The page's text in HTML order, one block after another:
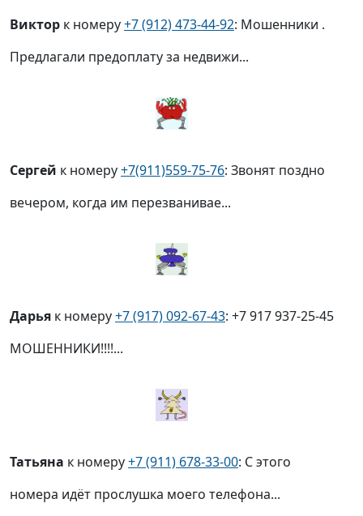
Виктор к номеру+7 (912) 473-44-92: Мошенники .
Предлагали предоплату за недвижи...
Сергей к номеру+7(911)559-75-76: Звонят поздно
вечером, когда им перезванивае...
Дарья к номеру+7 (917) 092-67-43: +7 917 937-25-45
МОШЕННИКИ!!!!...
Татьяна к номеру+7 (911) 678-33-00: С этого
номера идёт прослушка моего телефона...